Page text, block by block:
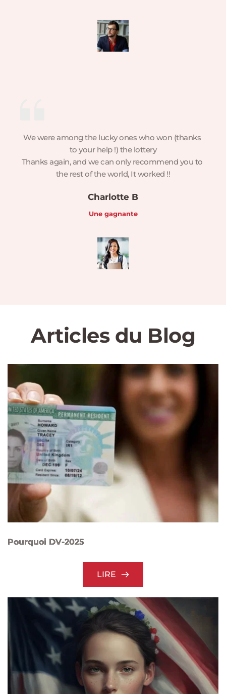
We were among the lucky ones who won (thanks
to your help !) the lottery
Thanks again, and we can only recommend you to
the rest of the world, It worked !!
Charlotte B
Une gagnante
Articles du Blog
Pourquoi DV-2025
LIRE